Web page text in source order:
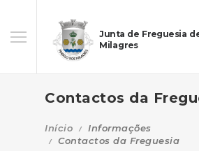
Junta de Freguesia
Milagres
Contactos da
Início
Informações
Contactos da Freguesia